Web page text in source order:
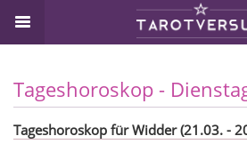
Tageshoroskop -
Tageshoroskop für Widder (21.03. -